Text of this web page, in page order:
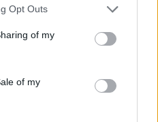
uses one or more Google
behaviour. You may click to
and its third-party tags to
purposes in below Google
Opt Outs
of my
of my